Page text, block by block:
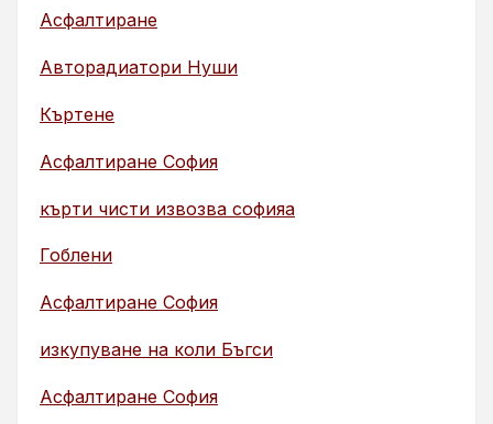
Асфалтиране
Авторадиатори Нуши
Къртене
Асфалтиране София
кърти чисти извозва софияа
Гоблени
Асфалтиране София
изкупуване на коли Бъгси
Асфалтиране София